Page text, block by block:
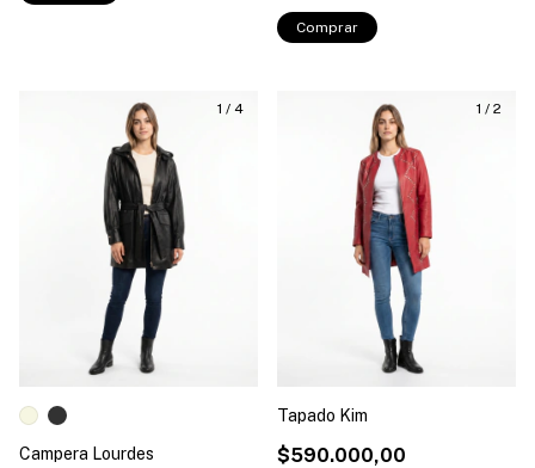
Comprar
1 / 4
Campera Lourdes
1 / 2
Tapado Kim
$590.000,00